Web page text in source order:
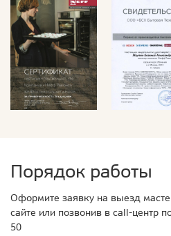
Порядок работы
Оформите заявку на выезд
сайте или позвонив в call-центр
50